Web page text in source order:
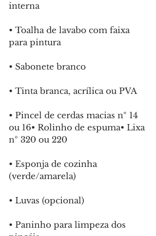
interna
•⁠ ⁠Toalha de lavabo com faixa
para pintura
•⁠ ⁠Sabonete branco
•⁠ ⁠Tinta branca, acrílica ou PVA
•⁠ ⁠Pincel de cerdas macias nº 14
ou 16•⁠ ⁠Rolinho de espuma•⁠ ⁠Lixa
nº 320 ou 220
•⁠ ⁠Esponja de cozinha
(verde/amarela)
•⁠ ⁠Luvas (opcional)
•⁠ ⁠Paninho para limpeza dos